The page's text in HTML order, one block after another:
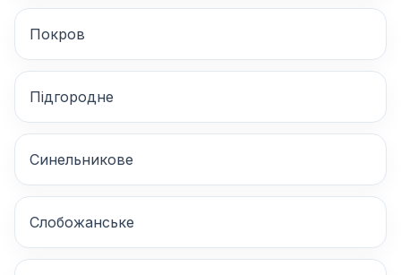
Покров
Підгородне
Синельникове
Слобожанське